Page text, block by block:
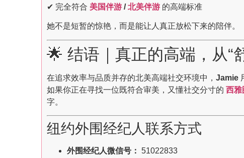
✔ 完全符合 美国伴游 /北美伴游 的高端标准
她不是短暂的惊艳，而是能让人真正放松下来的陪伴。
🌟 结语｜真正的高端，从“
在追求效率与品质并存的北美高端社交环境中， Jamie
如果你正在寻找一位既符合审美，又懂社交分寸的 西雅
字。
纽约外围经纪人联系方式
外围经纪人微信号： 51022833